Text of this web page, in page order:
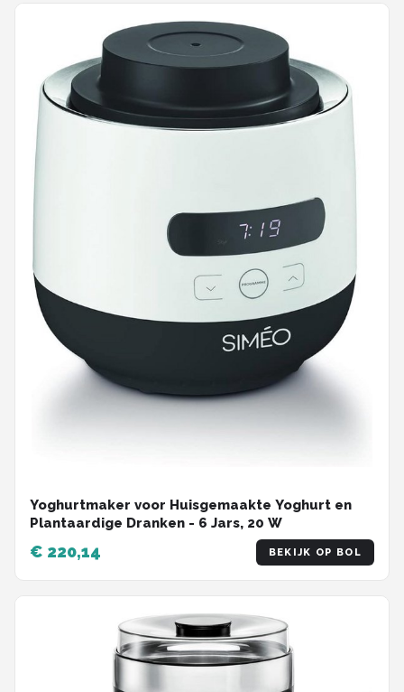
Yoghurtmaker voor Huisgemaakte Yoghurt en
Plantaardige Dranken - 6 Jars, 20 W
€ 220,14 BEKIJK OP BOL